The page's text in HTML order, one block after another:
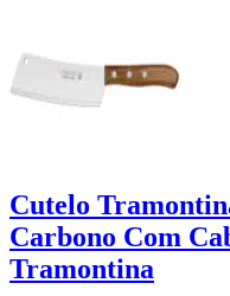
Cutelo
Carbono Com
Tramontina